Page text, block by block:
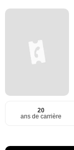
20
ans de carrière